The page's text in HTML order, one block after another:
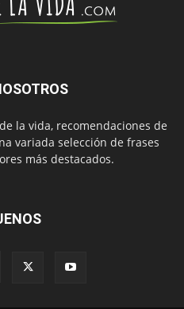
la vida, recomendaciones de
variada selección de frases
más destacados.